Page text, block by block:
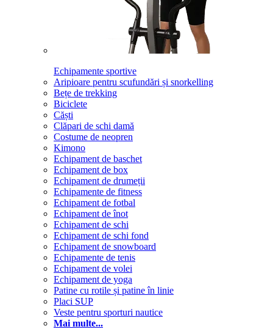
Echipamente sportive
Aripioare pentru scufundări și snorkelling
Bețe de trekking
Biciclete
Căști
Clăpari de schi damă
Costume de neopren
Kimono
Echipament de baschet
Echipament de box
Echipament de drumeții
Echipamente de fitness
Echipament de fotbal
Echipament de înot
Echipament de schi
Echipament de schi fond
Echipament de snowboard
Echipamente de tenis
Echipament de volei
Echipament de yoga
Patine cu rotile și patine în linie
Placi SUP
Veste pentru sporturi nautice
Mai multe...